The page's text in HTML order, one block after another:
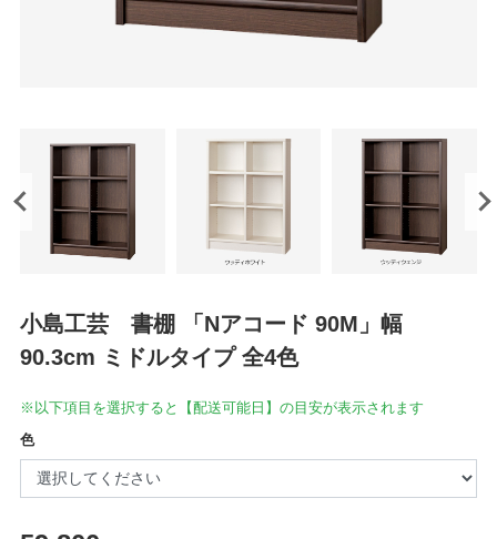
小島工芸 書棚 「Nアコード 90M」幅
90.3cm ミドルタイプ 全4色
※以下項目を選択すると【配送可能日】の目安が表示されます
色